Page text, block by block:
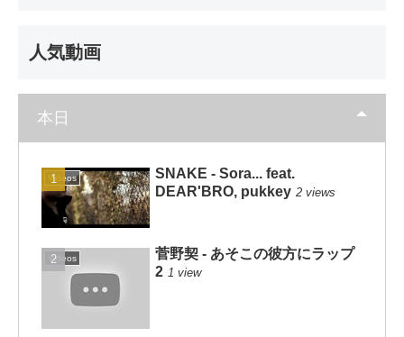
人気動画
本日
Videos
SNAKE - Sora... feat.
DEAR'BRO, pukkey 2 views
Videos
菅野契 - あそこの彼方にラップ
2 1 view